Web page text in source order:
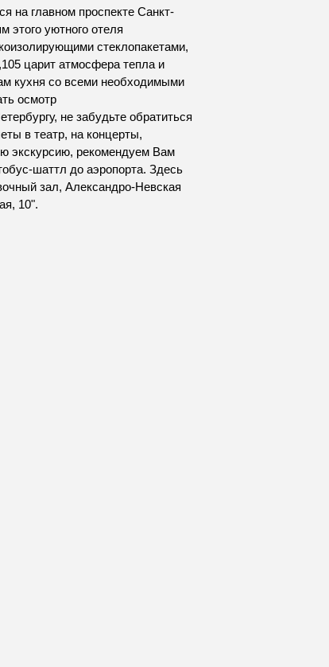
на главном проспекте Санкт-
этого уютного отеля
стеклопакетами,
царит атмосфера тепла и
кухня со всеми необходимыми
осмотр
не забудьте обратиться
в театр, на концерты,
экскурсию, рекомендуем Вам
шаттл до аэропорта. Здесь
зал, Александро-Невская
10".